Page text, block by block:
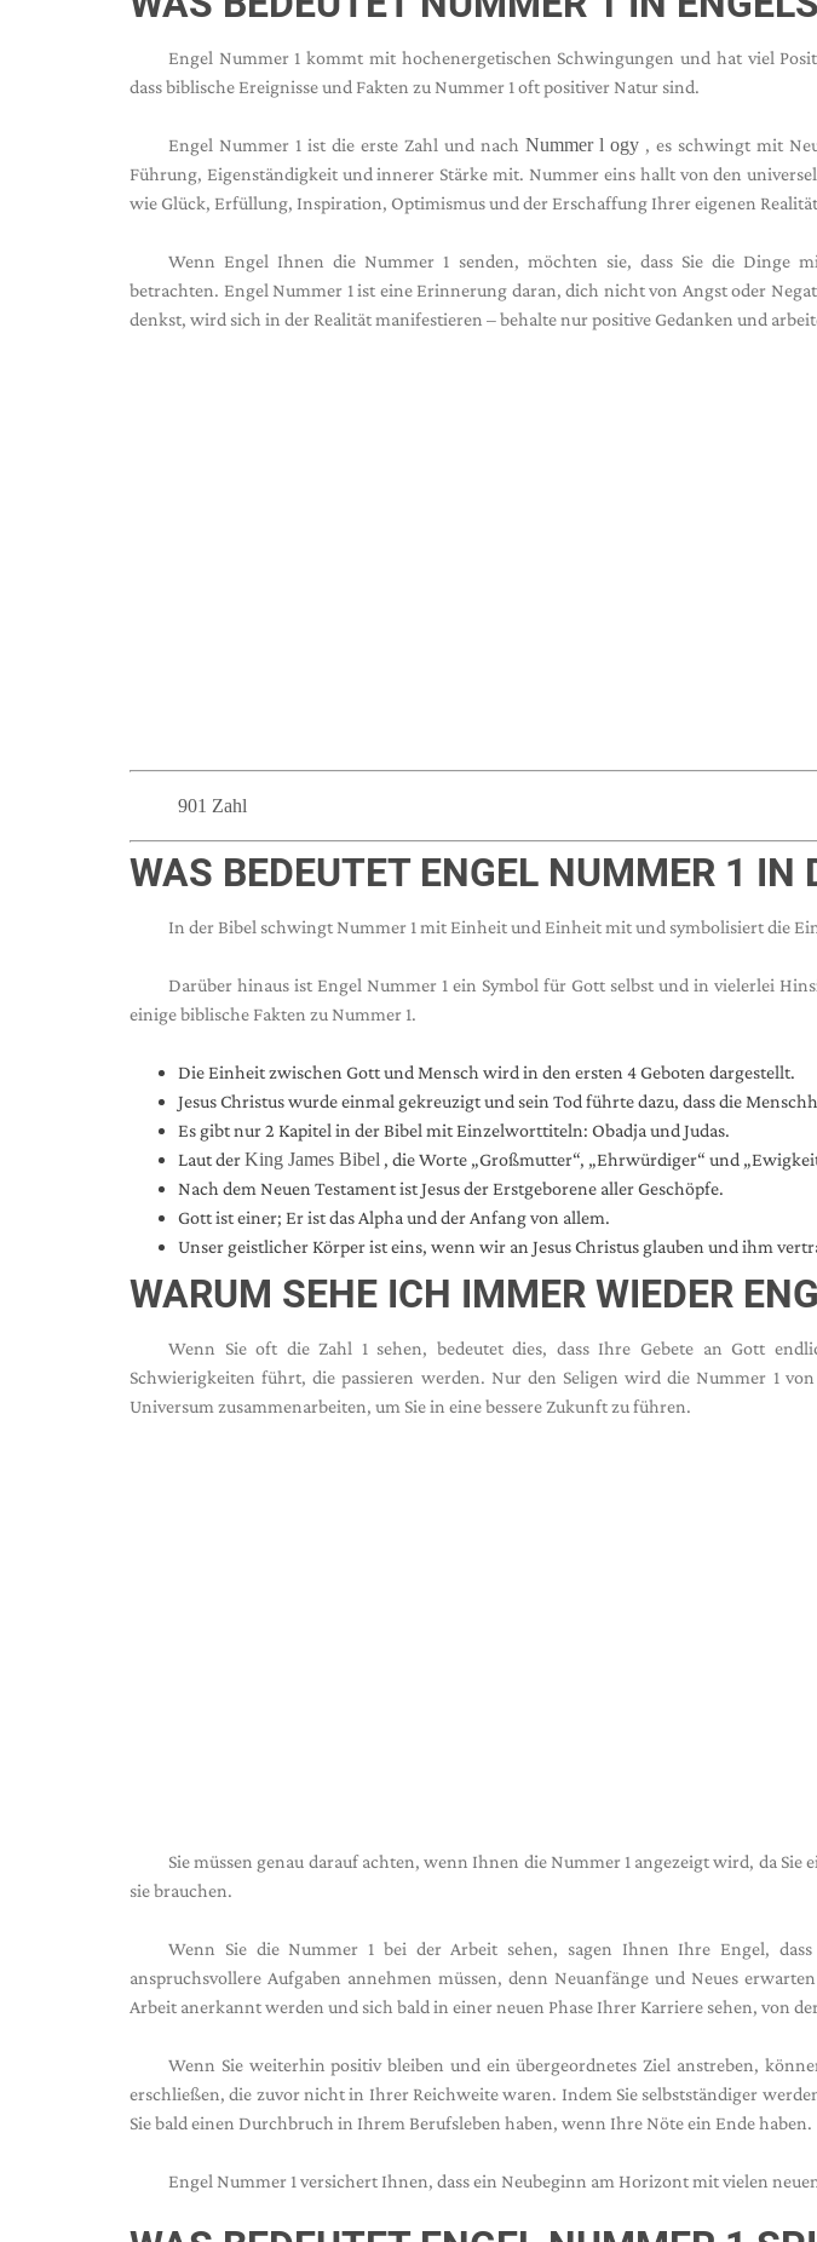
Engel Nummer 1 kommt mit hochenergetischen Schwingungen und hat viel
dass biblische Ereignisse und Fakten zu Nummer 1 oft positiver Natur sind.
Engel Nummer 1 ist die erste Zahl und nachNummer l ogy , es schwingt mit
Führung, Eigenständigkeit und innerer Stärke mit. Nummer eins hallt von den
wie Glück, Erfüllung, Inspiration, Optimismus und der Erschaffung Ihrer eigenen
Wenn Engel Ihnen die Nummer 1 senden, möchten sie, dass Sie die Dinge
betrachten. Engel Nummer 1 ist eine Erinnerung daran, dich nicht von Angst oder
denkst, wird sich in der Realität manifestieren – behalte nur positive Gedanken und
901 Zahl
WAS BEDEUTET ENGEL NUMMER 1 IN
In der Bibel schwingt Nummer 1 mit Einheit und Einheit mit und symbolisiert die
Darüber hinaus ist Engel Nummer 1 ein Symbol für Gott selbst und in vielerlei
einige biblische Fakten zu Nummer 1.
Die Einheit zwischen Gott und Mensch wird in den ersten 4 Geboten dargestellt.
Jesus Christus wurde einmal gekreuzigt und sein Tod führte dazu, dass die
Es gibt nur 2 Kapitel in der Bibel mit Einzelworttiteln: Obadja und Judas.
Laut derKing James Bibel , die Worte „Großmutter“, „Ehrwürdiger“ und
Nach dem Neuen Testament ist Jesus der Erstgeborene aller Geschöpfe.
Gott ist einer; Er ist das Alpha und der Anfang von allem.
Unser geistlicher Körper ist eins, wenn wir an Jesus Christus glauben und ihm
WARUM SEHE ICH IMMER WIEDER
Wenn Sie oft die Zahl 1 sehen, bedeutet dies, dass Ihre Gebete an Gott
Schwierigkeiten führt, die passieren werden. Nur den Seligen wird die Nummer 1
Universum zusammenarbeiten, um Sie in eine bessere Zukunft zu führen.
Sie müssen genau darauf achten, wenn Ihnen die Nummer 1 angezeigt wird, da
sie brauchen.
Wenn Sie die Nummer 1 bei der Arbeit sehen, sagen Ihnen Ihre Engel,
anspruchsvollere Aufgaben annehmen müssen, denn Neuanfänge und Neues
Arbeit anerkannt werden und sich bald in einer neuen Phase Ihrer Karriere sehen, von
Wenn Sie weiterhin positiv bleiben und ein übergeordnetes Ziel anstreben,
erschließen, die zuvor nicht in Ihrer Reichweite waren. Indem Sie selbstständiger
Sie bald einen Durchbruch in Ihrem Berufsleben haben, wenn Ihre Nöte ein Ende haben.
Engel Nummer 1 versichert Ihnen, dass ein Neubeginn am Horizont mit vielen